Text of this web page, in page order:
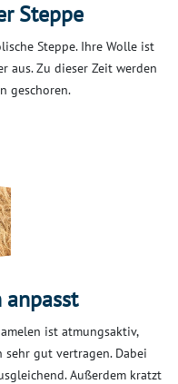
Steppe
Steppe. Ihre Wolle ist
aus. Zu dieser Zeit werden
geschoren.
anpasst
ist atmungsaktiv,
gut vertragen. Dabei
Außerdem kratzt